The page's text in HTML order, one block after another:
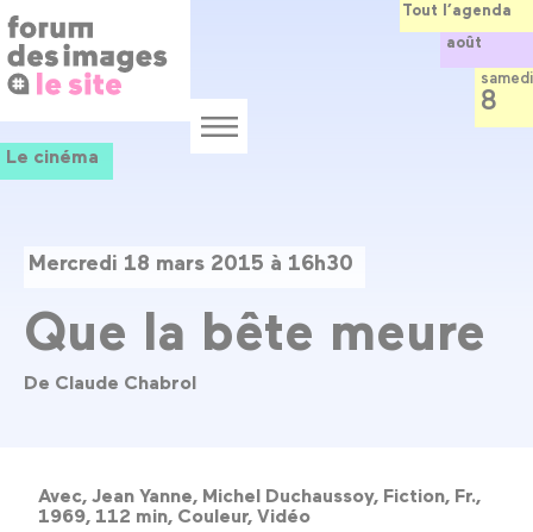
au
contenu
principal
Menu
Le cinéma
Mercredi 18 mars 2015 à 16h30
Que la bête meure
De Claude Chabrol
Avec, Jean Yanne, Michel Duchaussoy, Fiction, Fr.,
1969, 112 min, Couleur, Vidéo
Tout l’agenda
août
samedi
8